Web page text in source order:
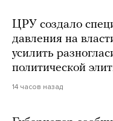
ЦРУ создало
давления на
усилить
политической
14 часов назад